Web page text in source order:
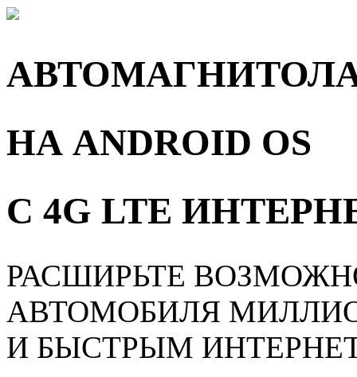
НА ANDROID OS
С 4G LTE
РАСШИРЬТЕ
АВТОМОБИЛЯ
И БЫСТРЫМ